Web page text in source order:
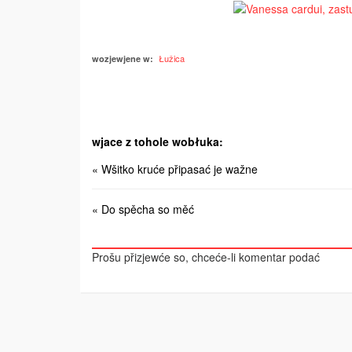
wozjewjene w: Łužica
wjace z tohole wobłuka:
« Wšitko kruće připasać je wažne
« Do spěcha so měć
Prošu přizjewće so, chceće-li komentar podać